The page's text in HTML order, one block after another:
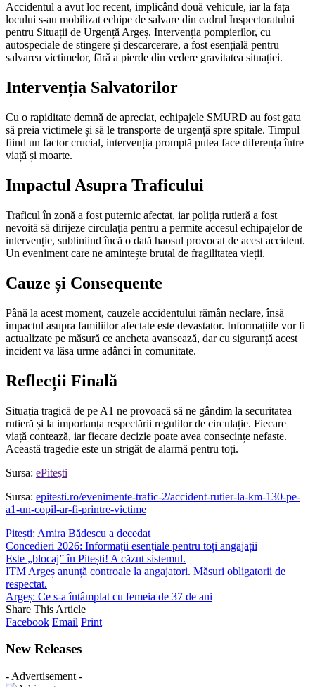
Accidentul a avut loc recent, implicând două vehicule, iar la fața
locului s-au mobilizat echipe de salvare din cadrul Inspectoratului
pentru Situații de Urgență Argeș. Intervenția pompierilor, cu
autospeciale de stingere și descarcerare, a fost esențială pentru
salvarea victimelor, fără a pierde din vedere gravitatea situației.
Intervenția Salvatorilor
Cu o rapiditate demnă de apreciat, echipajele SMURD au fost gata
să preia victimele și să le transporte de urgență spre spitale. Timpul
fiind un factor crucial, intervenția promptă putea face diferența între
viață și moarte.
Impactul Asupra Traficului
Traficul în zonă a fost puternic afectat, iar poliția rutieră a fost
nevoită să dirijeze circulația pentru a permite accesul echipajelor de
intervenție, subliniind încă o dată haosul provocat de acest accident.
Un eveniment care ne amintește brutal de fragilitatea vieții.
Cauze și Consequente
Până la acest moment, cauzele accidentului rămân neclare, însă
impactul asupra familiilor afectate este devastator. Informațiile vor fi
actualizate pe măsură ce ancheta avansează, dar cu siguranță acest
incident va lăsa urme adânci în comunitate.
Reflecții Finală
Situația tragică de pe A1 ne provoacă să ne gândim la securitatea
rutieră și la importanța respectării regulilor de circulație. Fiecare
viață contează, iar fiecare decizie poate avea consecințe nefaste.
Această tragedie este un strigăt de alarmă pentru toți.
Sursa: ePitești
Sursa: epitesti.ro/evenimente-trafic-2/accident-rutier-la-km-130-pe-
a1-un-copil-ar-fi-printre-victime
Pitești: Amira Bădescu a decedat
Concedieri 2026: Informații esențiale pentru toți angajații
Este „blocaj” în Pitești! A căzut sistemul.
ITM Argeș anunță controale la angajatori. Măsuri obligatorii de
respectat.
Argeș: Ce s-a întâmplat cu femeia de 37 de ani
Share This Article
Facebook Email Print
New Releases
- Advertisement -